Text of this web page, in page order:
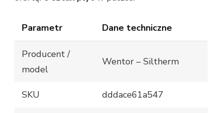
Parametr Dane techniczne
Producent /
model
Wentor – Siltherm
SKU dddace61a547